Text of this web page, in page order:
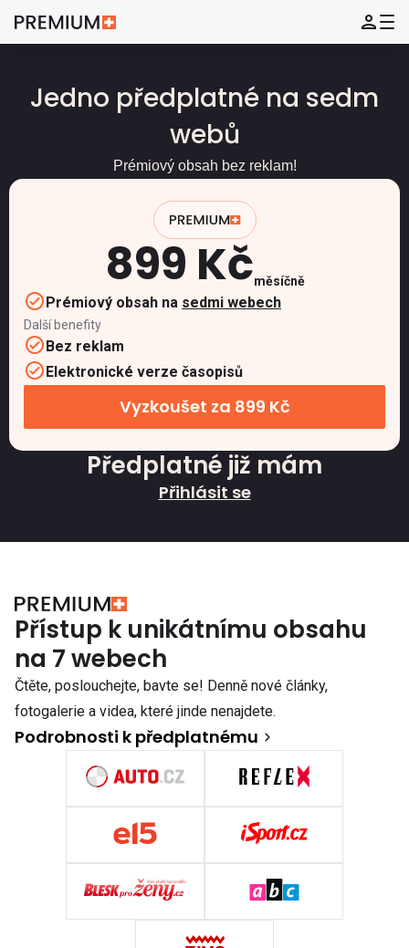
Jedno předplatné na sedm
webů
Prémiový obsah bez reklam!
899 Kčměsíčně
Prémiový obsah na sedmi webech
Další benefity
Bez reklam
Elektronické verze časopisů
Vyzkoušet za 899 Kč
Předplatné již mám
Přihlásit se
Přístup k unikátnímu obsahu
na 7 webech
Čtěte, poslouchejte, bavte se! Denně nové články,
fotogalerie a videa, které jinde nenajdete.
Podrobnosti k předplatnému